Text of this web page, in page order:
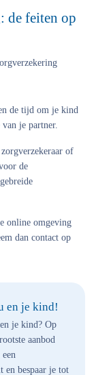
de feiten op
de tijd om je kind
je partner.
of
de
online omgeving
dan contact op
en je kind!
je kind? Op
aanbod
en bespaar je tot